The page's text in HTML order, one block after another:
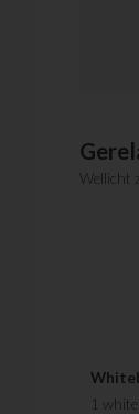
Wellicht
1